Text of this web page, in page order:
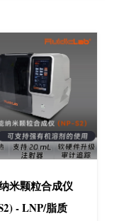
米颗粒合成仪
- LNP/脂质